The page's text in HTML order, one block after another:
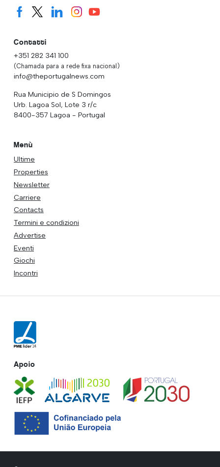
Contatti
+351 282 341 100
(Chamada para a rede fixa nacional)
info@theportugalnews.com
Rua Municipio de S Domingos
Urb. Lagoa Sol, Lote 3 r/c
8400-357 Lagoa - Portugal
Menù
Ultime
Properties
Newsletter
Carriere
Contacts
Termini e condizioni
Advertise
Eventi
Giochi
Incontri
Apoio